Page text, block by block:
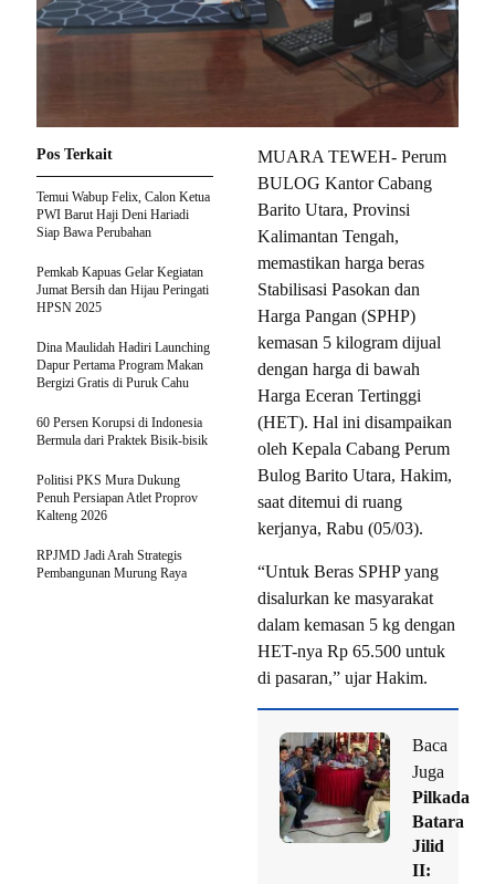
MUARA TEWEH- Perum
BULOG Kantor Cabang
Barito Utara, Provinsi
Kalimantan Tengah,
memastikan harga beras
Stabilisasi Pasokan dan
Harga Pangan (SPHP)
kemasan 5 kilogram dijual
dengan harga di bawah
Harga Eceran Tertinggi
(HET). Hal ini disampaikan
oleh Kepala Cabang Perum
Bulog Barito Utara, Hakim,
saat ditemui di ruang
kerjanya, Rabu (05/03).
“Untuk Beras SPHP yang
disalurkan ke masyarakat
dalam kemasan 5 kg dengan
HET-nya Rp 65.500 untuk
di pasaran,” ujar Hakim.
Baca
Juga
Pilkada
Batara
Jilid
II:
Pos Terkait
Temui Wabup Felix, Calon Ketua
PWI Barut Haji Deni Hariadi
Siap Bawa Perubahan
Pemkab Kapuas Gelar Kegiatan
Jumat Bersih dan Hijau Peringati
HPSN 2025
Dina Maulidah Hadiri Launching
Dapur Pertama Program Makan
Bergizi Gratis di Puruk Cahu
60 Persen Korupsi di Indonesia
Bermula dari Praktek Bisik-bisik
Politisi PKS Mura Dukung
Penuh Persiapan Atlet Proprov
Kalteng 2026
RPJMD Jadi Arah Strategis
Pembangunan Murung Raya